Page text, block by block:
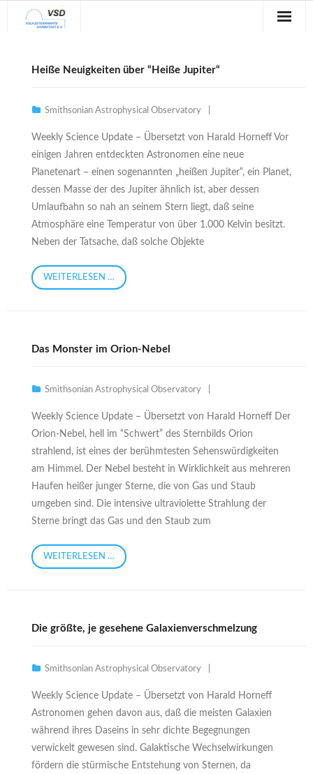
Verein
Galerie
Anfahrt
Kontakt
Heiße Neuigkeiten über “Heiße Jupiter“
Smithsonian Astrophysical Observatory
Weekly Science Update – Übersetzt von Harald Horneff Vor
einigen Jahren entdeckten Astronomen eine neue
Planetenart – einen sogenannten „heißen Jupiter“, ein Planet,
dessen Masse der des Jupiter ähnlich ist, aber dessen
Umlaufbahn so nah an seinem Stern liegt, daß seine
Atmosphäre eine Temperatur von über 1.000 Kelvin besitzt.
Neben der Tatsache, daß solche Objekte
WEITERLESEN …
Das Monster im Orion-Nebel
Smithsonian Astrophysical Observatory
Weekly Science Update – Übersetzt von Harald Horneff Der
Orion-Nebel, hell im “Schwert” des Sternbilds Orion
strahlend, ist eines der berühmtesten Sehenswürdigkeiten
am Himmel. Der Nebel besteht in Wirklichkeit aus mehreren
Haufen heißer junger Sterne, die von Gas und Staub
umgeben sind. Die intensive ultraviolette Strahlung der
Sterne bringt das Gas und den Staub zum
WEITERLESEN …
Die größte, je gesehene Galaxienverschmelzung
Smithsonian Astrophysical Observatory
Weekly Science Update – Übersetzt von Harald Horneff
Astronomen gehen davon aus, daß die meisten Galaxien
während ihres Daseins in sehr dichte Begegnungen
verwickelt gewesen sind. Galaktische Wechselwirkungen
fördern die stürmische Entstehung von Sternen, da